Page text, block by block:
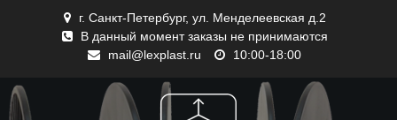
г. Санкт-Петербург, ул. Менделеевская д.2
В данный момент заказы не принимаются
mail@lexplast.ru
10:00-18:00